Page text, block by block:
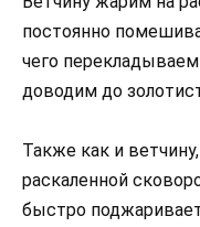
постоянно
чего
доводим до
Также как и
раскаленной
быстро